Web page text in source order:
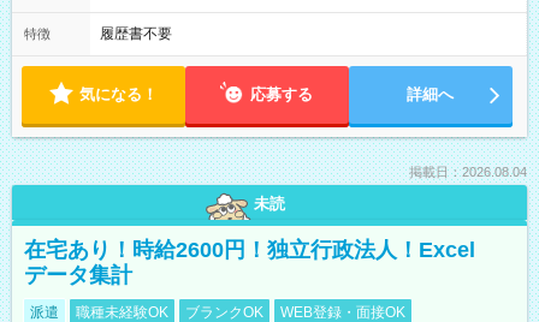
特徴 履歴書不要
気になる！ 応募する 詳細へ
掲載日：2026.08.04
未読
在宅あり！時給2600円！独立行政法人！Excel
データ集計
派遣 職種未経験OK ブランクOK WEB登録・面接OK